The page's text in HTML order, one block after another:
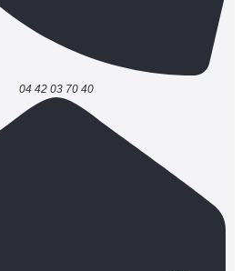
04 42 03 70 40